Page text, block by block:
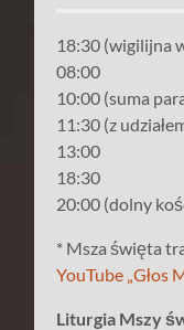
18:30 (wigilijna
08:00
10:00 (suma
11:30 (z
13:00
18:30
20:00 (dolny
* Msza święta
YouTube „Głos
Liturgia Mszy